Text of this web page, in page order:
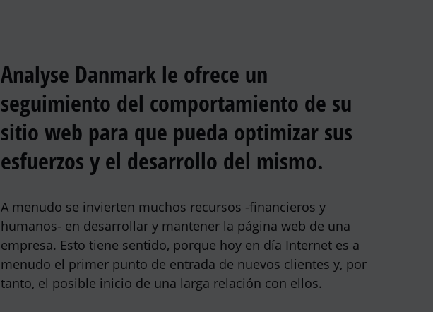
Analyse Danmark le ofrece un
seguimiento del comportamiento de su
sitio web para que pueda optimizar sus
esfuerzos y el desarrollo del mismo.
A menudo se invierten muchos recursos -financieros y
humanos- en desarrollar y mantener la página web de una
empresa. Esto tiene sentido, porque hoy en día Internet es a
menudo el primer punto de entrada de nuevos clientes y, por
tanto, el posible inicio de una larga relación con ellos.